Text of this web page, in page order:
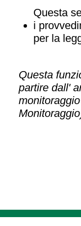
Questa
i
per la
Questa
partire dall'